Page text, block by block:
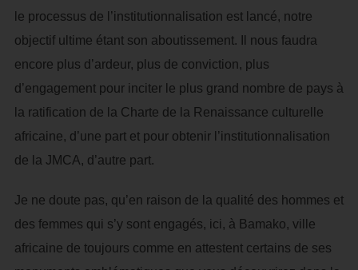
le processus de l’institutionnalisation est lancé, notre
objectif ultime étant son aboutissement. Il nous faudra
encore plus d’ardeur, plus de conviction, plus
d’engagement pour inciter le plus grand nombre de pays à
la ratification de la Charte de la Renaissance culturelle
africaine, d’une part et pour obtenir l’institutionnalisation
de la JMCA, d’autre part.
Je ne doute pas, qu’en raison de la qualité des hommes et
des femmes qui s’y sont engagés, ici, à Bamako, ville
africaine de toujours comme en attestent certains de ses